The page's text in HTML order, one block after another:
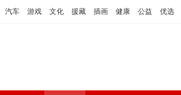
汽车 游戏 文化 援藏 插画 健康 公益 优选